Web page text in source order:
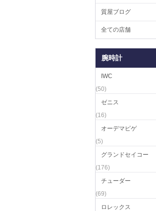
質屋ブログ
全ての店舗
腕時計
IWC
(50)
ゼニス
(16)
オーデマピゲ
(5)
グランドセイコー
(176)
チューダー
(69)
ロレックス